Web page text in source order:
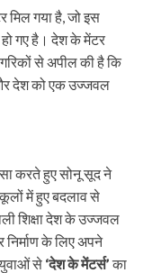
मिल गया है, जो इस
गए है। देश के मेंटर
से अपील की है कि
देश को एक उज्जवल
करते हुए सोनू सूद ने
में हुए बदलाव से
शिक्षा देश के उज्जवल
के लिए अपने
से ‘देश के मेंटर्स’का